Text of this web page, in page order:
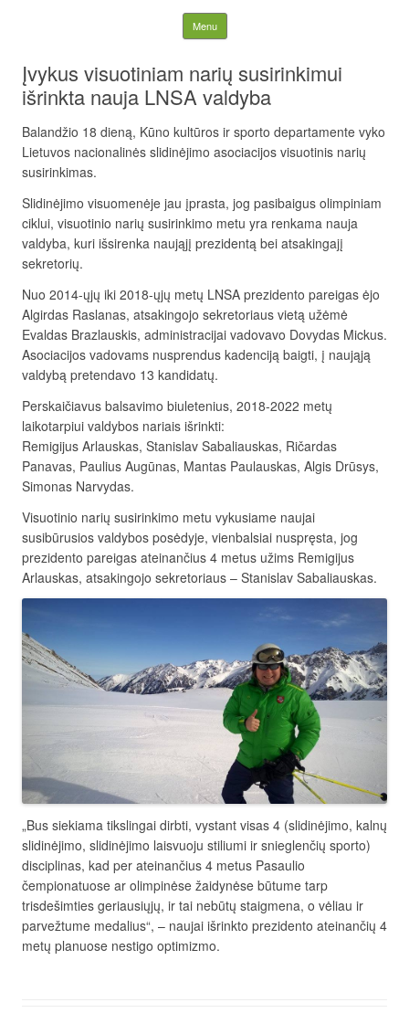
Lietuvos nacionalinė
slidinėjimo asociacija
Menu Skip to content
Įvykus visuotiniam narių susirinkimui
išrinkta nauja LNSA valdyba
Balandžio 18 dieną, Kūno kultūros ir sporto departamente vyko
Lietuvos nacionalinės slidinėjimo asociacijos visuotinis narių
susirinkimas.
Slidinėjimo visuomenėje jau įprasta, jog pasibaigus olimpiniam
ciklui, visuotinio narių susirinkimo metu yra renkama nauja
valdyba, kuri išsirenka naująjį prezidentą bei atsakingajį
sekretorių.
Nuo 2014-ųjų iki 2018-ųjų metų LNSA prezidento pareigas ėjo
Algirdas Raslanas, atsakingojo sekretoriaus vietą užėmė
Evaldas Brazlauskis, administracijai vadovavo Dovydas Mickus.
Asociacijos vadovams nusprendus kadenciją baigti, į naująją
valdybą pretendavo 13 kandidatų.
Perskaičiavus balsavimo biuletenius, 2018-2022 metų
laikotarpiui valdybos nariais išrinkti:
Remigijus Arlauskas, Stanislav Sabaliauskas, Ričardas
Panavas, Paulius Augūnas, Mantas Paulauskas, Algis Drūsys,
Simonas Narvydas.
Visuotinio narių susirinkimo metu vykusiame naujai
susibūrusios valdybos posėdyje, vienbalsiai nuspręsta, jog
prezidento pareigas ateinančius 4 metus užims Remigijus
Arlauskas, atsakingojo sekretoriaus – Stanislav Sabaliauskas.
„Bus siekiama tikslingai dirbti, vystant visas 4 (slidinėjimo, kalnų
slidinėjimo, slidinėjimo laisvuoju stiliumi ir snieglenčių sporto)
disciplinas, kad per ateinančius 4 metus Pasaulio
čempionatuose ar olimpinėse žaidynėse būtume tarp
trisdešimties geriausiųjų, ir tai nebūtų staigmena, o vėliau ir
parvežtume medalius“, – naujai išrinkto prezidento ateinančių 4
metų planuose nestigo optimizmo.